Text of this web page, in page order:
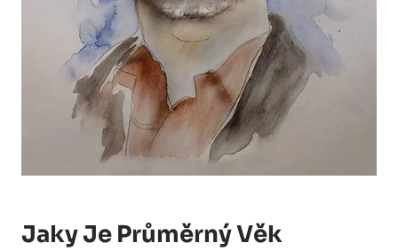
Jaky Je Průměrný Věk